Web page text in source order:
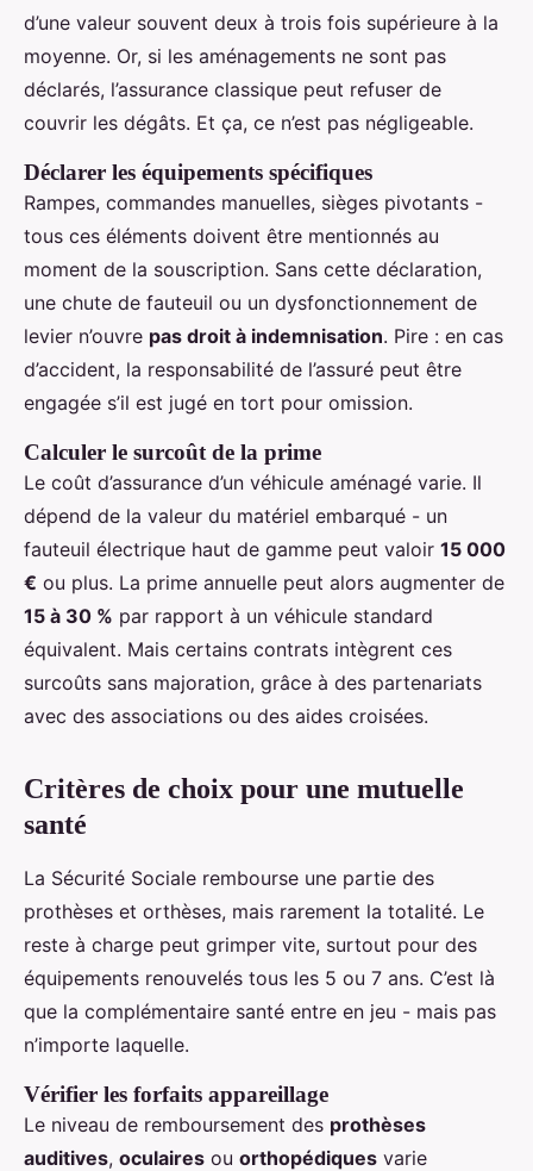
d’une valeur souvent deux à trois fois supérieure à la
moyenne. Or, si les aménagements ne sont pas
déclarés, l’assurance classique peut refuser de
couvrir les dégâts. Et ça, ce n’est pas négligeable.
Déclarer les équipements spécifiques
Rampes, commandes manuelles, sièges pivotants -
tous ces éléments doivent être mentionnés au
moment de la souscription. Sans cette déclaration,
une chute de fauteuil ou un dysfonctionnement de
levier n’ouvre pas droit à indemnisation. Pire : en cas
d’accident, la responsabilité de l’assuré peut être
engagée s’il est jugé en tort pour omission.
Calculer le surcoût de la prime
Le coût d’assurance d’un véhicule aménagé varie. Il
dépend de la valeur du matériel embarqué - un
fauteuil électrique haut de gamme peut valoir 15 000
€ ou plus. La prime annuelle peut alors augmenter de
15 à 30 % par rapport à un véhicule standard
équivalent. Mais certains contrats intègrent ces
surcoûts sans majoration, grâce à des partenariats
avec des associations ou des aides croisées.
Critères de choix pour une mutuelle
santé
La Sécurité Sociale rembourse une partie des
prothèses et orthèses, mais rarement la totalité. Le
reste à charge peut grimper vite, surtout pour des
équipements renouvelés tous les 5 ou 7 ans. C’est là
que la complémentaire santé entre en jeu - mais pas
n’importe laquelle.
Vérifier les forfaits appareillage
Le niveau de remboursement des prothèses
auditives, oculaires ou orthopédiques varie